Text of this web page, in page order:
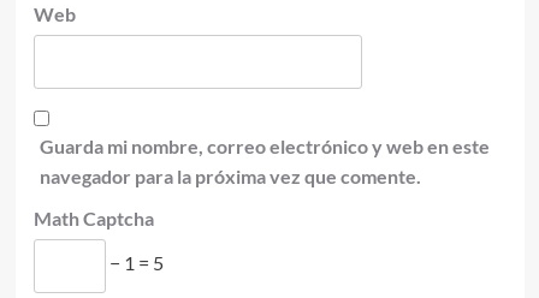
Web
Guarda mi nombre, correo electrónico y web en este
navegador para la próxima vez que comente.
Math Captcha
− 1 = 5